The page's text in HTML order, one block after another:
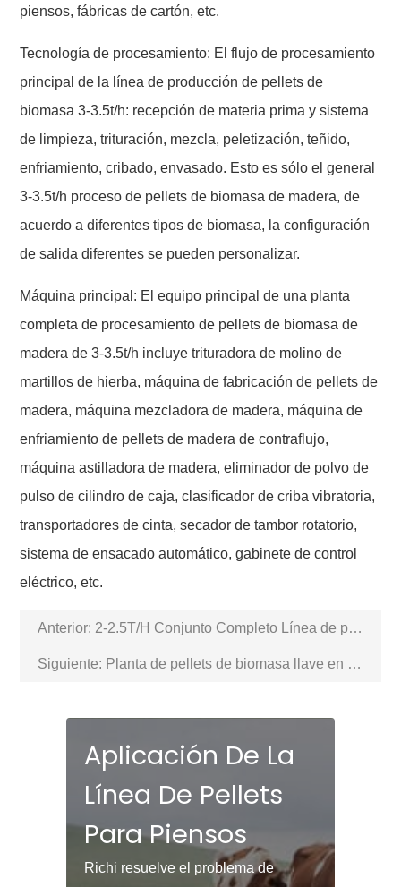
piensos, fábricas de cartón, etc.
Tecnología de procesamiento: El flujo de procesamiento
principal de la línea de producción de pellets de
biomasa 3-3.5t/h: recepción de materia prima y sistema
de limpieza, trituración, mezcla, peletización, teñido,
enfriamiento, cribado, envasado. Esto es sólo el general
3-3.5t/h proceso de pellets de biomasa de madera, de
acuerdo a diferentes tipos de biomasa, la configuración
de salida diferentes se pueden personalizar.
Máquina principal: El equipo principal de una planta
completa de procesamiento de pellets de biomasa de
madera de 3-3.5t/h incluye trituradora de molino de
martillos de hierba, máquina de fabricación de pellets de
madera, máquina mezcladora de madera, máquina de
enfriamiento de pellets de madera de contraflujo,
máquina astilladora de madera, eliminador de polvo de
pulso de cilindro de caja, clasificador de criba vibratoria,
transportadores de cinta, secador de tambor rotatorio,
sistema de ensacado automático, gabinete de control
eléctrico, etc.
Anterior: 2-2.5T/H Conjunto Completo Línea de pellets de madera
Siguiente: Planta de pellets de biomasa llave en mano de 4-5T/H
Aplicación De La
Línea De Pellets
Para Piensos
Richi resuelve el problema de